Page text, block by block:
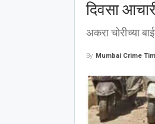
दिवसा
अकरा चोरीच्या
By Mumbai Crime